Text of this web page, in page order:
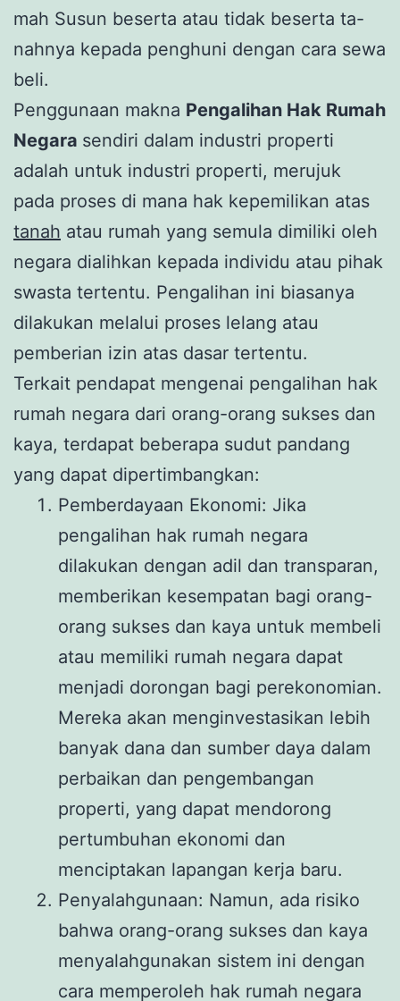
mah Susun beserta atau tidak beserta ta-
nahnya kepada penghuni dengan cara sewa
beli.
Penggunaan makna Pengalihan Hak Rumah
Negara sendiri dalam industri properti
adalah untuk industri properti, merujuk
pada proses di mana hak kepemilikan atas
tanah atau rumah yang semula dimiliki oleh
negara dialihkan kepada individu atau pihak
swasta tertentu. Pengalihan ini biasanya
dilakukan melalui proses lelang atau
pemberian izin atas dasar tertentu.
Terkait pendapat mengenai pengalihan hak
rumah negara dari orang-orang sukses dan
kaya, terdapat beberapa sudut pandang
yang dapat dipertimbangkan:
Pemberdayaan Ekonomi: Jika
pengalihan hak rumah negara
dilakukan dengan adil dan transparan,
memberikan kesempatan bagi orang-
orang sukses dan kaya untuk membeli
atau memiliki rumah negara dapat
menjadi dorongan bagi perekonomian.
Mereka akan menginvestasikan lebih
banyak dana dan sumber daya dalam
perbaikan dan pengembangan
properti, yang dapat mendorong
pertumbuhan ekonomi dan
menciptakan lapangan kerja baru.
Penyalahgunaan: Namun, ada risiko
bahwa orang-orang sukses dan kaya
menyalahgunakan sistem ini dengan
cara memperoleh hak rumah negara